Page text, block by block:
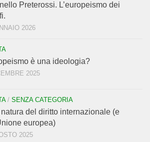
Preterossi. L’europeismo dei
2026
è una ideologia?
2025
/ SENZA CATEGORIA
del diritto internazionale (e
europea)
2025